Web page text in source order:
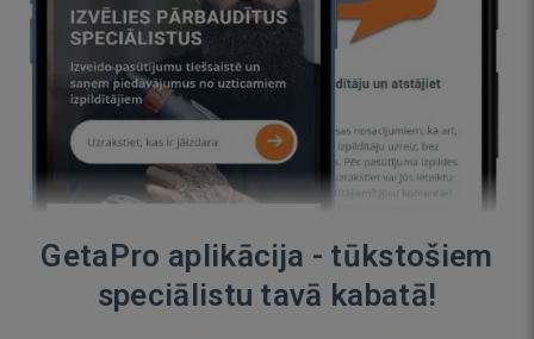
GetaPro aplikācija - tūkstošiem
speciālistu tavā kabatā!